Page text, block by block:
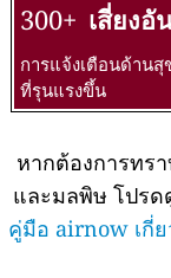
300+ เสี่ยงอั
การแจ้งเตือนด้าน
ที่รุนแรงขึ้น
หากต้องการทร
และมลพิษ โปรด
คู่มือ airnow เกี่